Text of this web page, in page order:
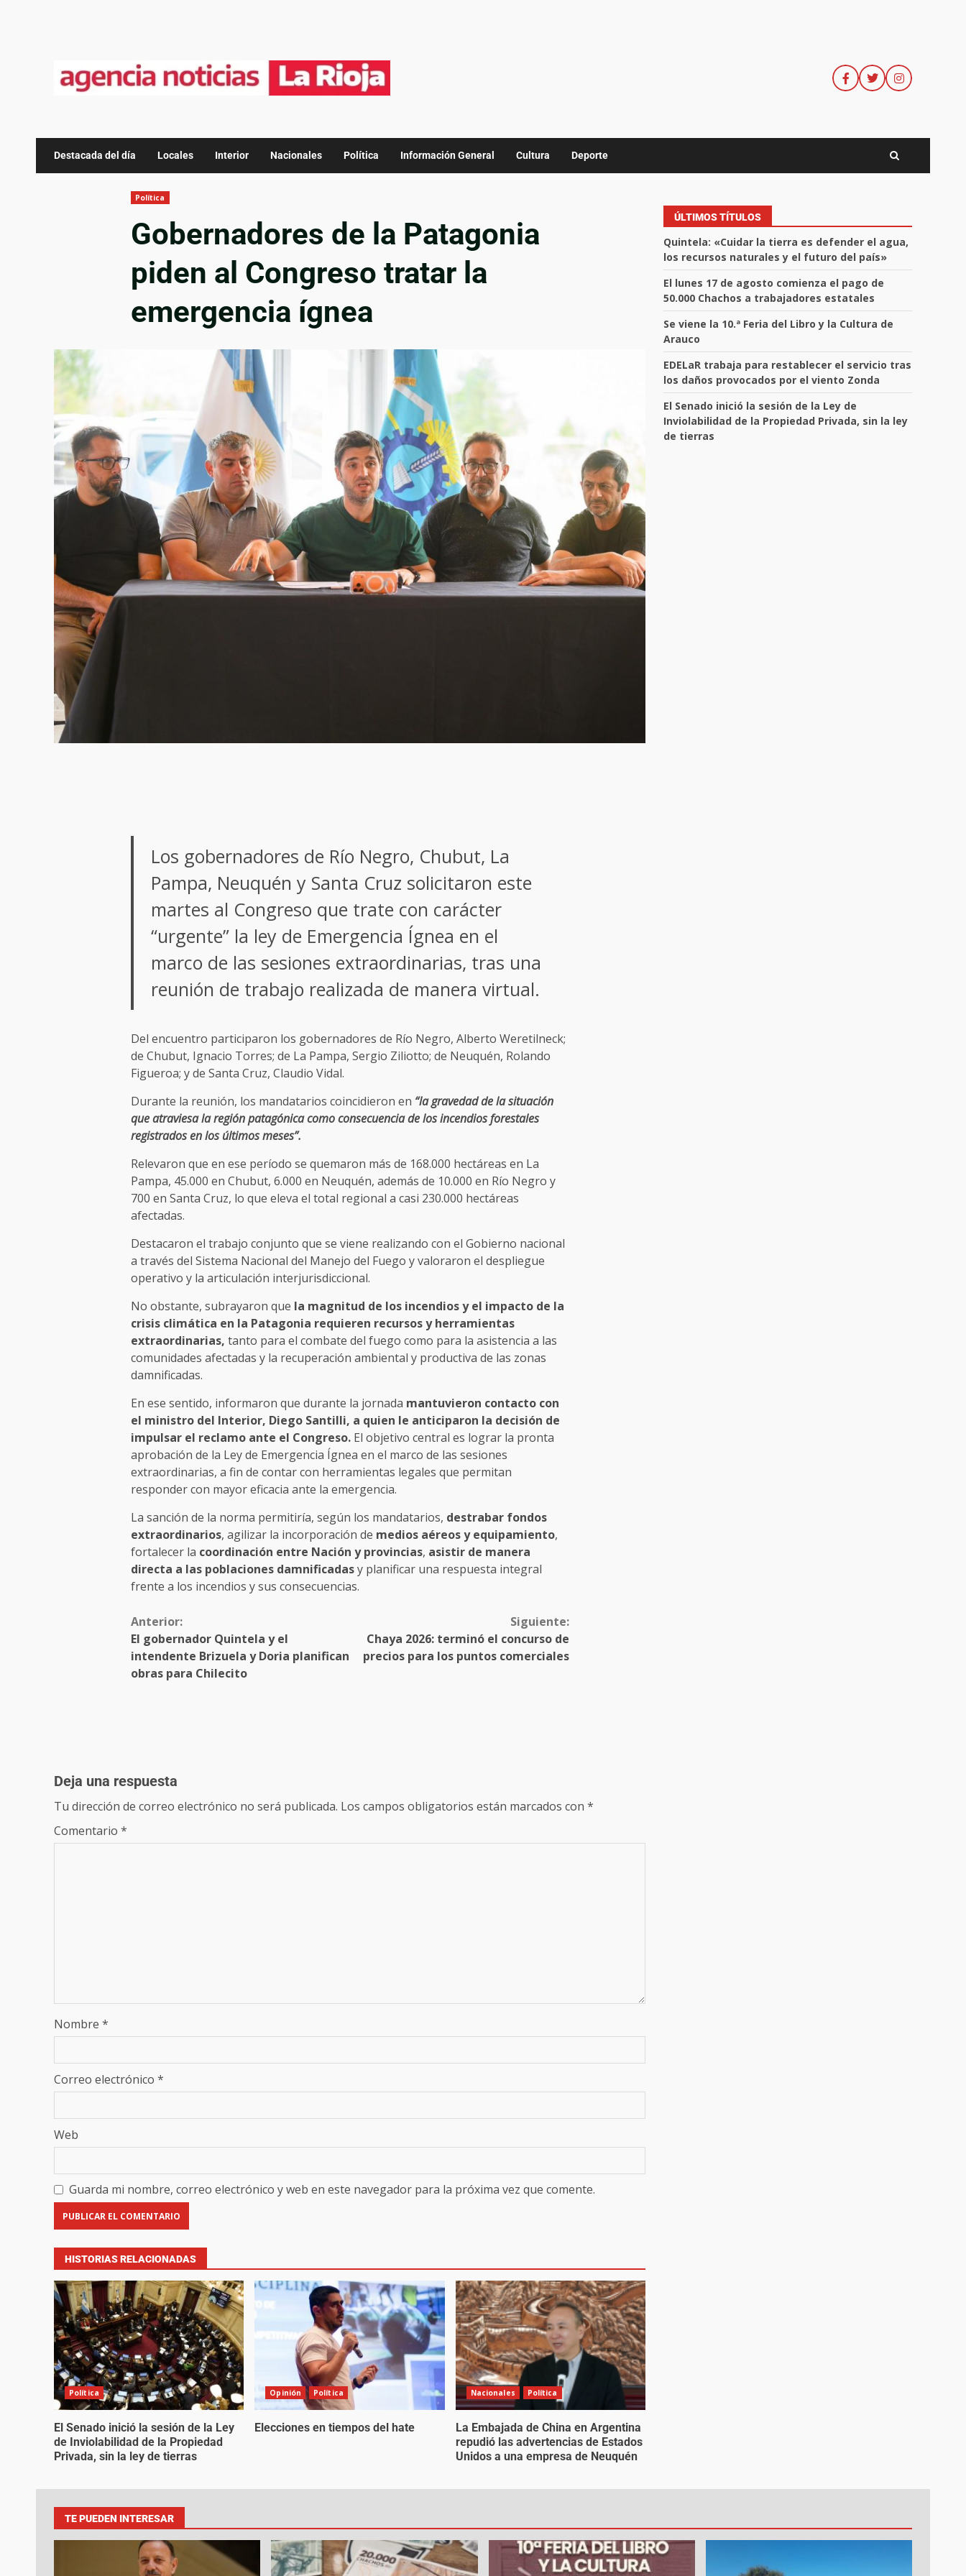
Destacada del día Locales Interior Nacionales Política Información General Cultura Deporte
Política
Gobernadores de la Patagonia
piden al Congreso tratar la
emergencia ígnea
Los gobernadores de Río Negro, Chubut, La
Pampa, Neuquén y Santa Cruz solicitaron este
martes al Congreso que trate con carácter
“urgente” la ley de Emergencia Ígnea en el
marco de las sesiones extraordinarias, tras una
reunión de trabajo realizada de manera virtual.
Del encuentro participaron los gobernadores de Río Negro, Alberto Weretilneck;
de Chubut, Ignacio Torres; de La Pampa, Sergio Ziliotto; de Neuquén, Rolando
Figueroa; y de Santa Cruz, Claudio Vidal.
Durante la reunión, los mandatarios coincidieron en “la gravedad de la situación
que atraviesa la región patagónica como consecuencia de los incendios forestales
registrados en los últimos meses”.
Relevaron que en ese período se quemaron más de 168.000 hectáreas en La
Pampa, 45.000 en Chubut, 6.000 en Neuquén, además de 10.000 en Río Negro y
700 en Santa Cruz, lo que eleva el total regional a casi 230.000 hectáreas
afectadas.
Destacaron el trabajo conjunto que se viene realizando con el Gobierno nacional
a través del Sistema Nacional del Manejo del Fuego y valoraron el despliegue
operativo y la articulación interjurisdiccional.
No obstante, subrayaron que la magnitud de los incendios y el impacto de la
crisis climática en la Patagonia requieren recursos y herramientas
extraordinarias, tanto para el combate del fuego como para la asistencia a las
comunidades afectadas y la recuperación ambiental y productiva de las zonas
damnificadas.
En ese sentido, informaron que durante la jornada mantuvieron contacto con
el ministro del Interior, Diego Santilli, a quien le anticiparon la decisión de
impulsar el reclamo ante el Congreso.El objetivo central es lograr la pronta
aprobación de la Ley de Emergencia Ígnea en el marco de las sesiones
extraordinarias, a fin de contar con herramientas legales que permitan
responder con mayor eficacia ante la emergencia.
La sanción de la norma permitiría, según los mandatarios, destrabar fondos
extraordinarios, agilizar la incorporación de medios aéreos y equipamiento,
fortalecer la coordinación entre Nación y provincias, asistir de manera
directa a las poblaciones damnificadasy planificar una respuesta integral
frente a los incendios y sus consecuencias.
Anterior:
El gobernador Quintela y el
intendente Brizuela y Doria planifican
obras para Chilecito
Siguiente:
Chaya 2026: terminó el concurso de
precios para los puntos comerciales
Deja una respuesta
Tu dirección de correo electrónico no será publicada. Los campos obligatorios están marcados con *
Comentario *
Nombre *
Correo electrónico *
Web
Guarda mi nombre, correo electrónico y web en este navegador para la próxima vez que comente.
HISTORIAS RELACIONADAS
Política
El Senado inició la sesión de la Ley
de Inviolabilidad de la Propiedad
Privada, sin la ley de tierras
Opinión Política
Elecciones en tiempos del hate
Nacionales Política
La Embajada de China en Argentina
repudió las advertencias de Estados
Unidos a una empresa de Neuquén
ÚLTIMOS TÍTULOS
Quintela: «Cuidar la tierra es defender el agua,
los recursos naturales y el futuro del país»
El lunes 17 de agosto comienza el pago de
50.000 Chachos a trabajadores estatales
Se viene la 10.ª Feria del Libro y la Cultura de
Arauco
EDELaR trabaja para restablecer el servicio tras
los daños provocados por el viento Zonda
El Senado inició la sesión de la Ley de
Inviolabilidad de la Propiedad Privada, sin la ley
de tierras
TE PUEDEN INTERESAR